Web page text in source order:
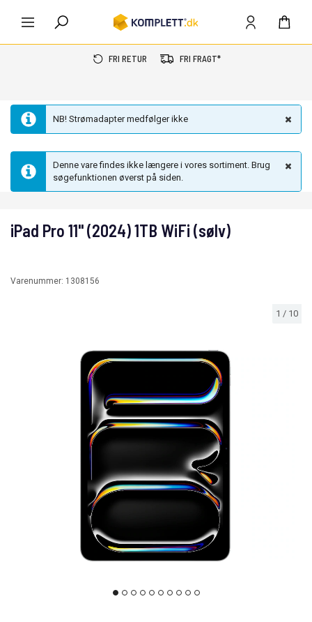
FRI RETUR FRI FRAGT*
NB! Strømadapter medfølger ikke
Denne vare findes ikke længere i vores sortiment. Brug
søgefunktionen øverst på siden.
1 / 10
iPad Pro 11" (2024) 1TB WiFi (sølv)
Varenummer: 1308156